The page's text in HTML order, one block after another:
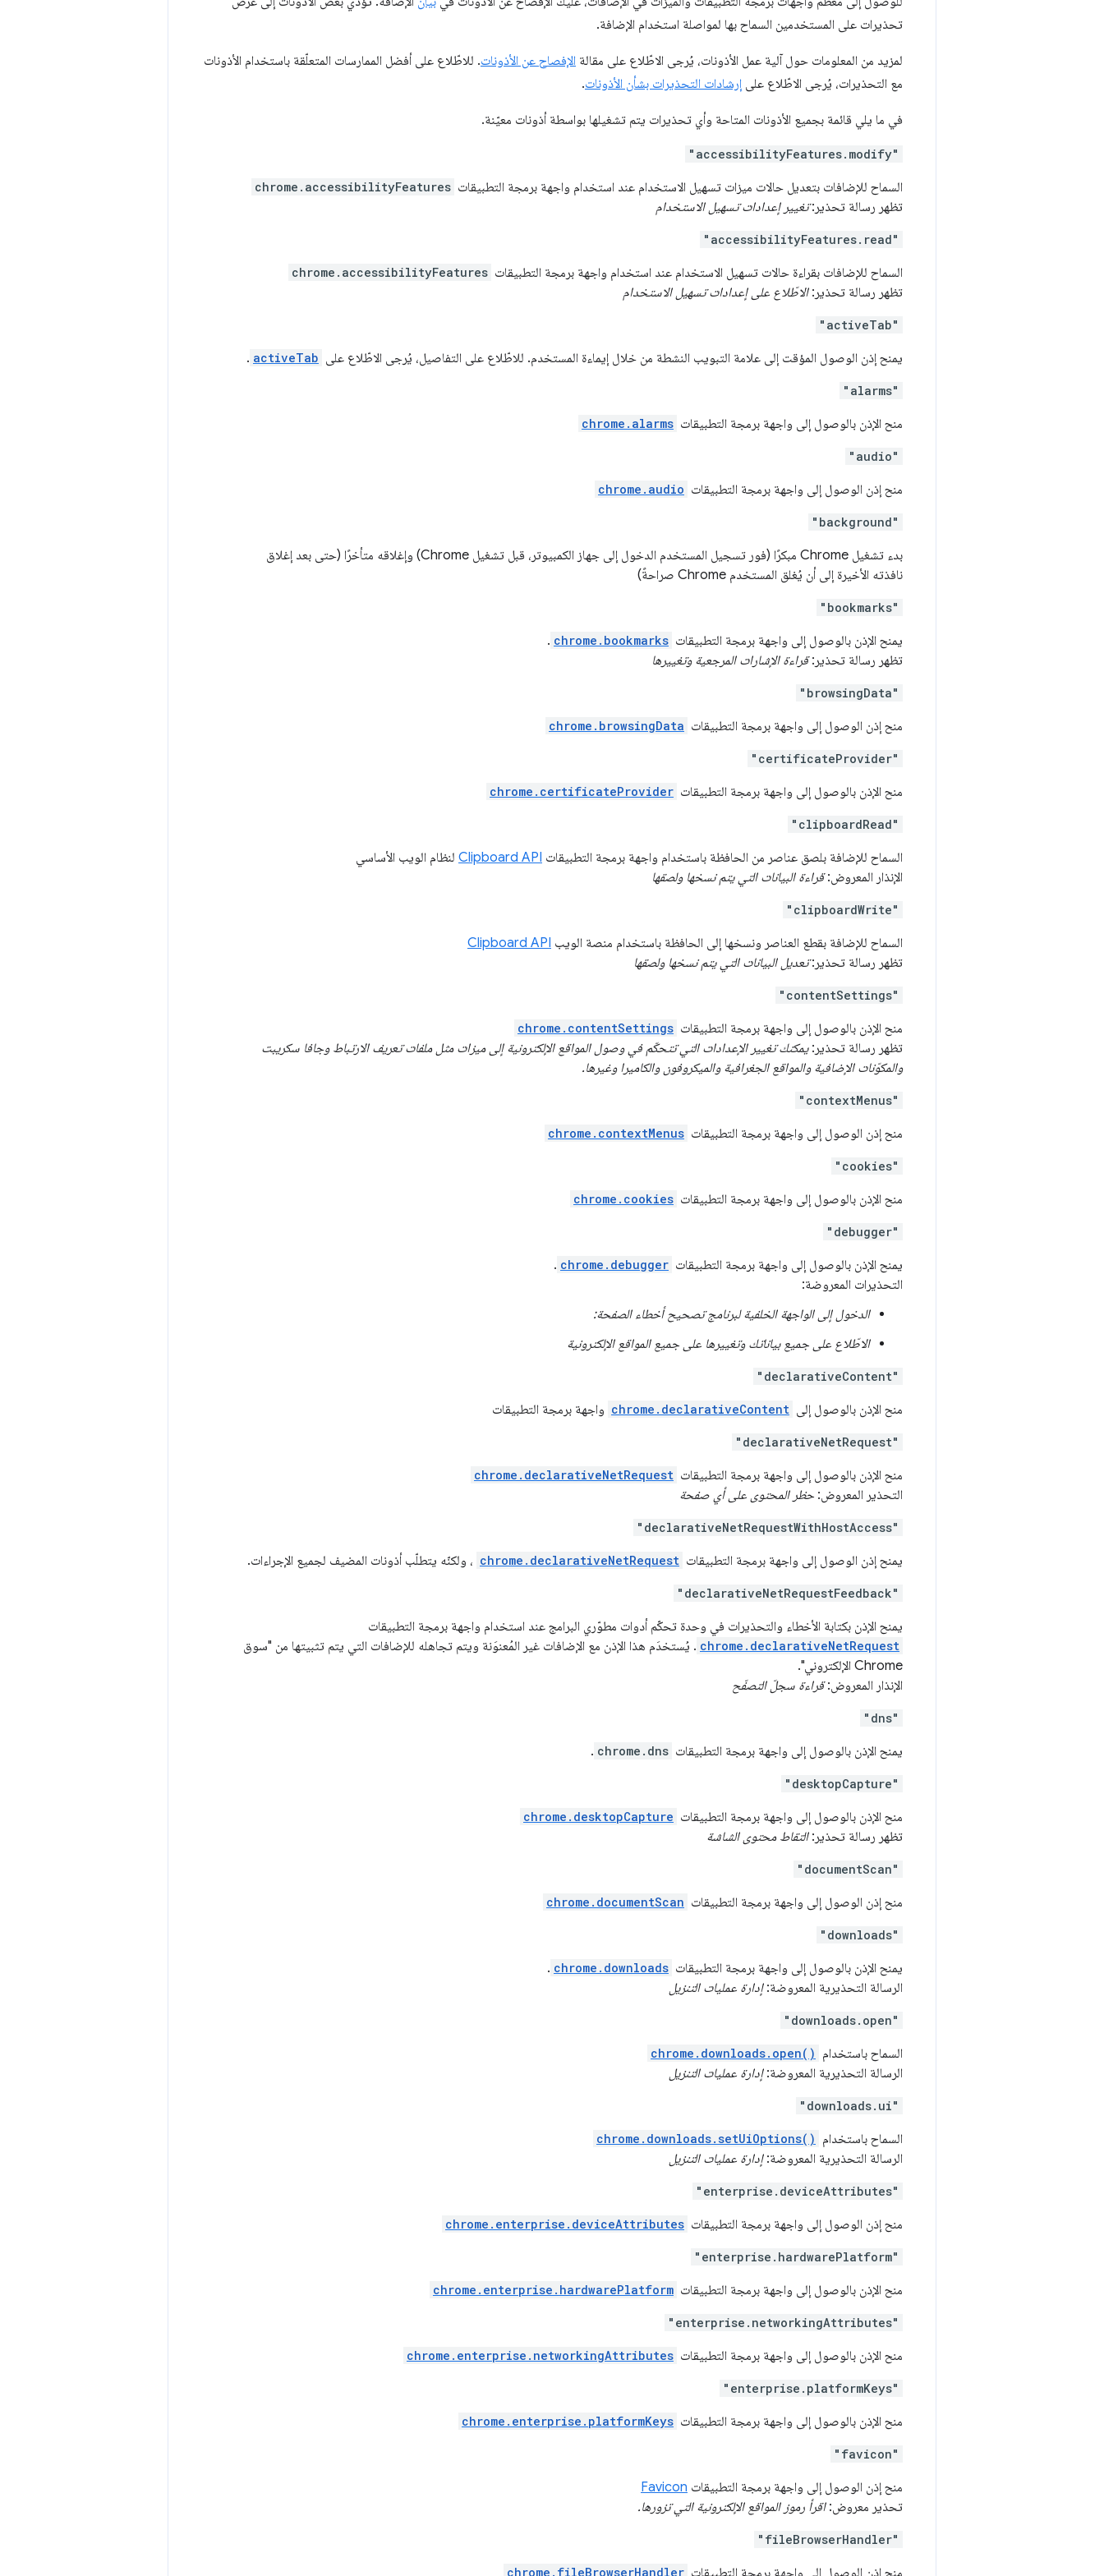
تحذيرات على المستخدمين السماح بها لمواصلة استخدام الإضافة.
لمزيد من المعلومات حول آلية عمل الأذونات، يُرجى الاطّلاع على مقالة الإفصاح عن الأذونات. للاطّلاع على أفضل الممارسات المتعلّقة باستخدام الأذونات
مع التحذيرات، يُرجى الاطّلاع على إرشادات التحذيرات بشأن الأذونات.
في ما يلي قائمة بجميع الأذونات المتاحة وأي تحذيرات يتم تشغيلها بواسطة أذونات معيّنة.
"accessibilityFeatures.modify"
السماح للإضافات بتعديل حالات ميزات تسهيل الاستخدام عند استخدام واجهة برمجة التطبيقات chrome.accessibilityFeatures
تظهر رسالة تحذير:تغيير إعدادات تسهيل الاستخدام
"accessibilityFeatures.read"
السماح للإضافات بقراءة حالات تسهيل الاستخدام عند استخدام واجهة برمجة التطبيقات chrome.accessibilityFeatures
تظهر رسالة تحذير:الاطّلاع على إعدادات تسهيل الاستخدام
"activeTab"
يمنح إذن الوصول المؤقت إلى علامة التبويب النشطة من خلال إيماءة المستخدم. للاطّلاع على التفاصيل، يُرجى الاطّلاع على activeTab
.
"alarms"
منح الإذن بالوصول إلى واجهة برمجة التطبيقات chrome.alarms
"audio"
منح إذن الوصول إلى واجهة برمجة التطبيقات chrome.audio
"background"
بدء تشغيل Chrome مبكرًا (فور تسجيل المستخدم الدخول إلى جهاز الكمبيوتر، قبل تشغيل Chrome) وإغلاقه متأخرًا (حتى بعد إغلاق
نافذته الأخيرة إلى أن يُغلق المستخدم Chrome صراحةً)
"bookmarks"
يمنح الإذن بالوصول إلى واجهة برمجة التطبيقات chrome.bookmarks
.
تظهر رسالة تحذير:قراءة الإشارات المرجعية وتغييرها
"browsingData"
منح إذن الوصول إلى واجهة برمجة التطبيقات chrome.browsingData
"certificateProvider"
منح الإذن بالوصول إلى واجهة برمجة التطبيقات chrome.certificateProvider
"clipboardRead"
السماح للإضافة بلصق عناصر من الحافظة باستخدام واجهة برمجة التطبيقات Clipboard API لنظام الويب الأساسي
الإنذار المعروض:قراءة البيانات التي يتم نسخها ولصقها
"clipboardWrite"
السماح للإضافة بقطع العناصر ونسخها إلى الحافظة باستخدام منصة الويب Clipboard API
تظهر رسالة تحذير:تعديل البيانات التي يتم نسخها ولصقها
"contentSettings"
منح الإذن بالوصول إلى واجهة برمجة التطبيقات chrome.contentSettings
تظهر رسالة تحذير:يمكنك تغيير الإعدادات التي تتحكّم في وصول المواقع الإلكترونية إلى ميزات مثل ملفات تعريف الارتباط وجافا سكريبت
والمكوّنات الإضافية والمواقع الجغرافية والميكروفون والكاميرا وغيرها.
"contextMenus"
منح إذن الوصول إلى واجهة برمجة التطبيقات chrome.contextMenus
"cookies"
منح الإذن بالوصول إلى واجهة برمجة التطبيقات chrome.cookies
"debugger"
يمنح الإذن بالوصول إلى واجهة برمجة التطبيقات chrome.debugger
.
التحذيرات المعروضة:
الدخول إلى الواجهة الخلفية لبرنامج تصحيح أخطاء الصفحة:
الاطّلاع على جميع بياناتك وتغييرها على جميع المواقع الإلكترونية
"declarativeContent"
منح الإذن بالوصول إلى chrome.declarativeContent واجهة برمجة التطبيقات
"declarativeNetRequest"
منح الإذن بالوصول إلى واجهة برمجة التطبيقات chrome.declarativeNetRequest
التحذير المعروض: حظر المحتوى على أي صفحة
"declarativeNetRequestWithHostAccess"
يمنح إذن الوصول إلى واجهة برمجة التطبيقات chrome.declarativeNetRequest ، ولكنّه يتطلّب أذونات المضيف لجميع الإجراءات.
"declarativeNetRequestFeedback"
يمنح الإذن بكتابة الأخطاء والتحذيرات في وحدة تحكّم أدوات مطوّري البرامج عند استخدام واجهة برمجة التطبيقات
chrome.declarativeNetRequest . يُستخدَم هذا الإذن مع الإضافات غير المُعنوَنة ويتم تجاهله للإضافات التي يتم تثبيتها من "سوق
Chrome الإلكتروني".
الإنذار المعروض:قراءة سجلّ التصفّح
"dns"
يمنح الإذن بالوصول إلى واجهة برمجة التطبيقات chrome.dns
.
"desktopCapture"
منح الإذن بالوصول إلى واجهة برمجة التطبيقات chrome.desktopCapture
تظهر رسالة تحذير:التقاط محتوى الشاشة
"documentScan"
منح إذن الوصول إلى واجهة برمجة التطبيقات chrome.documentScan
"downloads"
يمنح الإذن بالوصول إلى واجهة برمجة التطبيقات chrome.downloads
.
الرسالة التحذيرية المعروضة:إدارة عمليات التنزيل
"downloads.open"
السماح باستخدام chrome.downloads.open()
الرسالة التحذيرية المعروضة:إدارة عمليات التنزيل
"downloads.ui"
السماح باستخدام chrome.downloads.setUiOptions()
الرسالة التحذيرية المعروضة:إدارة عمليات التنزيل
"enterprise.deviceAttributes"
منح إذن الوصول إلى واجهة برمجة التطبيقات chrome.enterprise.deviceAttributes
"enterprise.hardwarePlatform"
منح الإذن بالوصول إلى واجهة برمجة التطبيقات chrome.enterprise.hardwarePlatform
"enterprise.networkingAttributes"
منح الإذن بالوصول إلى واجهة برمجة التطبيقات chrome.enterprise.networkingAttributes
"enterprise.platformKeys"
منح الإذن بالوصول إلى واجهة برمجة التطبيقات chrome.enterprise.platformKeys
"favicon"
منح إذن الوصول إلى واجهة برمجة التطبيقات Favicon
تحذير معروض:اقرأ رموز المواقع الإلكترونية التي تزورها.
"fileBrowserHandler"
منح إذن الوصول إلى واجهة برمجة التطبيقات chrome.fileBrowserHandler